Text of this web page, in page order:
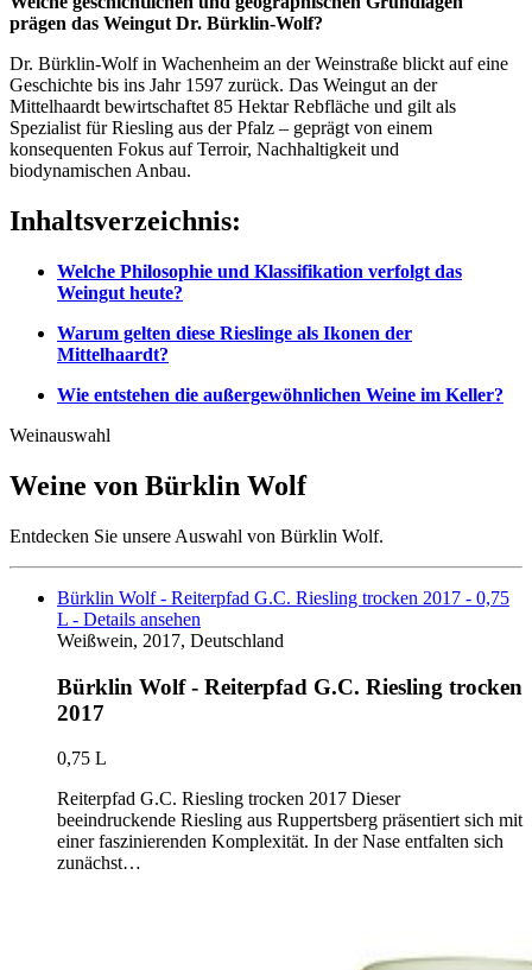
prägen das Weingut Dr. Bürklin-Wolf?
Dr. Bürklin-Wolf in Wachenheim an der Weinstraße blickt auf eine
Geschichte bis ins Jahr 1597 zurück. Das Weingut an der
Mittelhaardt bewirtschaftet 85 Hektar Rebfläche und gilt als
Spezialist für Riesling aus der Pfalz – geprägt von einem
konsequenten Fokus auf Terroir, Nachhaltigkeit und
biodynamischen Anbau.
Inhaltsverzeichnis:
Welche Philosophie und Klassifikation verfolgt das
Weingut heute?
Warum gelten diese Rieslinge als Ikonen der
Mittelhaardt?
Wie entstehen die außergewöhnlichen Weine im Keller?
Weinauswahl
Weine von Bürklin Wolf
Entdecken Sie unsere Auswahl von Bürklin Wolf.
Bürklin Wolf - Reiterpfad G.C. Riesling trocken 2017 - 0,75
L - Details ansehen
Weißwein, 2017, Deutschland
Bürklin Wolf - Reiterpfad G.C. Riesling trocken
2017
0,75 L
Reiterpfad G.C. Riesling trocken 2017 Dieser
beeindruckende Riesling aus Ruppertsberg präsentiert sich mit
einer faszinierenden Komplexität. In der Nase entfalten sich
zunächst…